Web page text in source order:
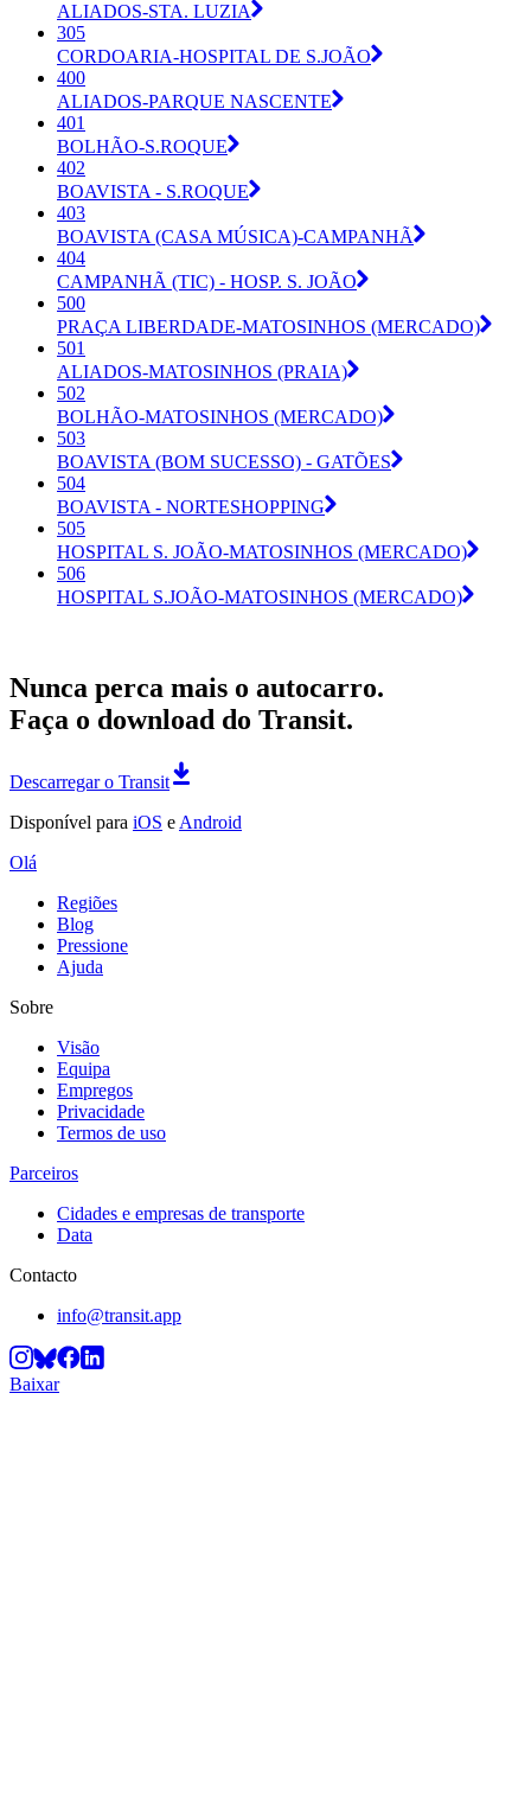
ALIADOS-STA. LUZIA
305
CORDOARIA-HOSPITAL DE S.JOÃO
400
ALIADOS-PARQUE NASCENTE
401
BOLHÃO-S.ROQUE
402
BOAVISTA - S.ROQUE
403
BOAVISTA (CASA MÚSICA)-CAMPANHÃ
404
CAMPANHÃ (TIC) - HOSP. S. JOÃO
500
PRAÇA LIBERDADE-MATOSINHOS (MERCADO)
501
ALIADOS-MATOSINHOS (PRAIA)
502
BOLHÃO-MATOSINHOS (MERCADO)
503
BOAVISTA (BOM SUCESSO) - GATÕES
504
BOAVISTA - NORTESHOPPING
505
HOSPITAL S. JOÃO-MATOSINHOS (MERCADO)
506
HOSPITAL S.JOÃO-MATOSINHOS (MERCADO)
Nunca perca mais o autocarro.
Faça o download do Transit.
Descarregar o Transit
Disponível para iOS e Android
Olá
Regiões
Blog
Pressione
Ajuda
Sobre
Visão
Equipa
Empregos
Privacidade
Termos de uso
Parceiros
Cidades e empresas de transporte
Data
Contacto
info@transit.app
Baixar